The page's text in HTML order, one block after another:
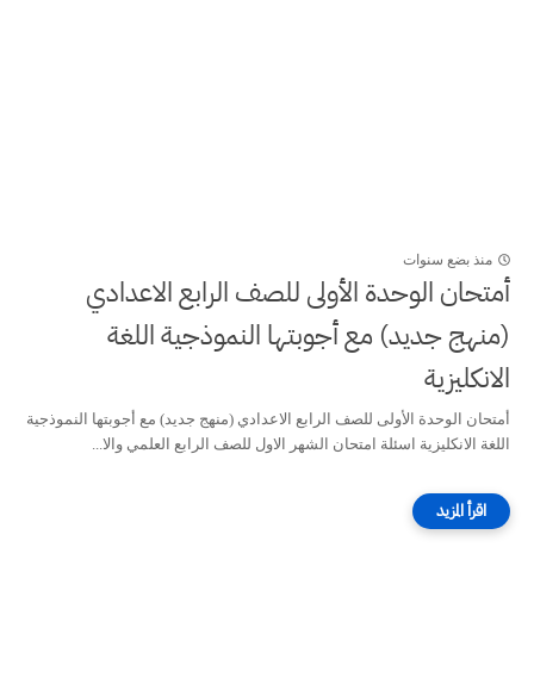
منذ بضع سنوات
أمتحان الوحدة الأولى للصف الرابع الاعدادي
(منهج جديد) مع أجوبتها النموذجية اللغة
الانكليزية
أمتحان الوحدة الأولى للصف الرابع الاعدادي (منهج جديد) مع أجوبتها النموذجية
اللغة الانكليزية اسئلة امتحان الشهر الاول للصف الرابع العلمي والا...